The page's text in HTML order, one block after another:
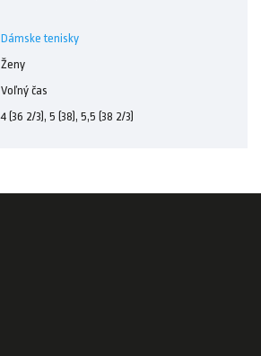
Dámske tenisky
Ženy
Voľný čas
4 (36 2/3), 5 (38), 5,5 (38 2/3)